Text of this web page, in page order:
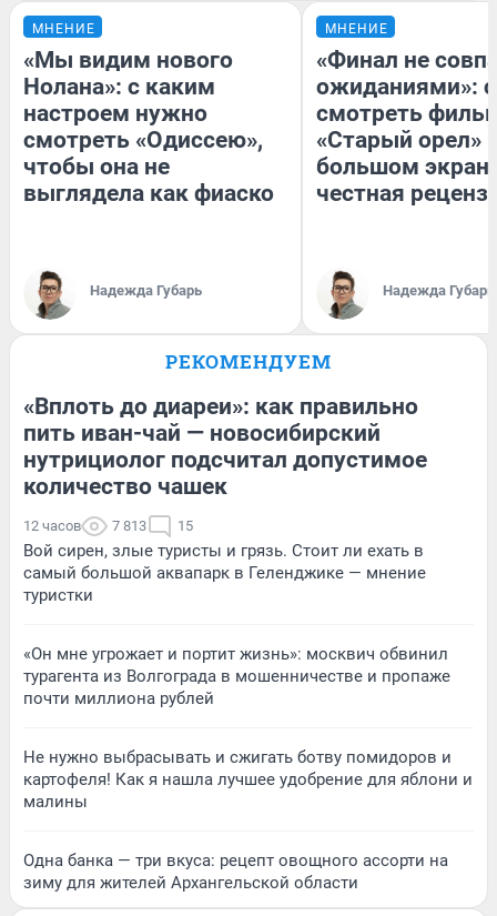
МНЕНИЕ
«Мы видим нового
Нолана»: с каким
настроем нужно
смотреть «Одиссею»,
чтобы она не
выглядела как фиаско
Надежда Губарь
МНЕНИЕ
«Финал не
ожиданиями»:
смотреть
«Старый орел»
большом
честная
Надежда Губарь
РЕКОМЕНДУЕМ
«Вплоть до диареи»: как правильно
пить иван-чай — новосибирский
нутрициолог подсчитал допустимое
количество чашек
12 часов 7 813 15
Вой сирен, злые туристы и грязь. Стоит ли ехать в
самый большой аквапарк в Геленджике — мнение
туристки
«Он мне угрожает и портит жизнь»: москвич обвинил
турагента из Волгограда в мошенничестве и пропаже
почти миллиона рублей
Не нужно выбрасывать и сжигать ботву помидоров и
картофеля! Как я нашла лучшее удобрение для яблони и
малины
Одна банка — три вкуса: рецепт овощного ассорти на
зиму для жителей Архангельской области